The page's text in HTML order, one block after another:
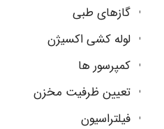
گازهای طبی
لوله کشی اکسیژن
کمپرسور ها
تعیین ظرفیت مخزن
فیلتراسیون